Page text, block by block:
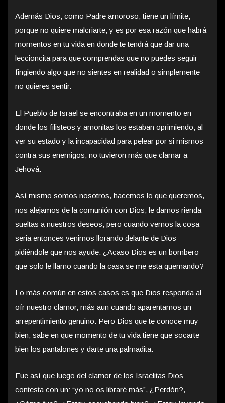
Además Dios, como Padre amoroso, tiene un límite,
porque no quiere malcriarte, y es por esa razón que habrá
momentos en tu vida en donde te tendrá que dar una
leccioncita para que comprendas que no puedes seguir
fingiendo algo que no sientes en realidad o simplemente
no quieres sentir.
El Pueblo de Israel se encontraba en un momento en
donde los filisteos y amonitas los estaban oprimiendo, al
ver su estado y la incapacidad para pelear por si mismos
contra sus enemigos, no tuvieron más que clamar a
Jehová.
Así mismo somos nosotros, hacemos lo que queremos,
nos alejamos de la comunión con Dios, le damos rienda
sueltas a nuestros deseos, pero cuando vemos la cosa
seria entonces venimos llorando delante de Dios
pidiéndole que nos ayude. ¿Acaso Dios es un bombero
que solo le llamo cuando la casa se me esta quemando?
Lo más común en estos casos es que Dios responda al
oír nuestro clamor, más aun cuando aparentamos un
arrepentimiento genuino. Pero Dios que te conoce muy
bien, sabe en que momento de tu vida tiene que socarte
bien los pantalones y darte una palmadita.
Fue así que luego del clamor de los Israelitas Dios
contesta con un: “yo no os libraré más”, ¿Perdón?,